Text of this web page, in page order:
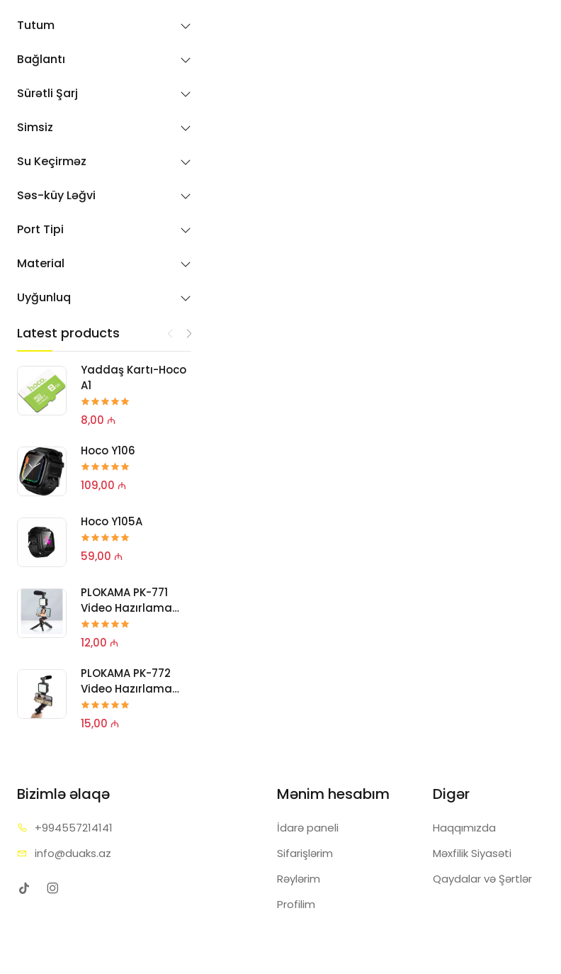
65W
67W
100W
240W
Tutum
Bağlantı
Sürətli Şarj
Simsiz
Su Keçirməz
Səs-küy Ləğvi
Port Tipi
Material
Uyğunluq
Latest products
Yaddaş Kartı-Hoco
A1
8,00 ₼
Hoco Y106
109,00 ₼
Hoco Y105A
59,00 ₼
PLOKAMA PK-771
Video Hazırlama
Dəsti
12,00 ₼
PLOKAMA PK-772
Video Hazırlama
Dəsti
15,00 ₼
Bizimlə əlaqə
+994557214141
info@duaks.az
Mənim hesabım
İdarə paneli
Sifarişlərim
Rəylərim
Profilim
Digər
Haqqımızda
Məxfilik Siyasəti
Qaydalar və Şərtlər